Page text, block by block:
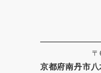
京都府南丹市